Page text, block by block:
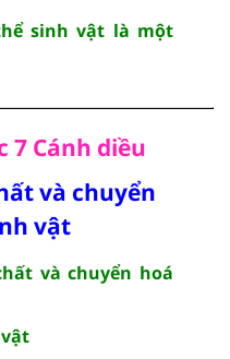
sinh vật là một
7 Cánh diều
và chuyển
vật
và chuyển hoá